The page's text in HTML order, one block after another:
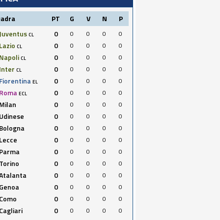
PT G V N P
Juventus CL 0 0 0 0
0
Lazio CL 0 0 0 0
0
Napoli CL 0 0 0 0
0
Inter CL 0 0 0 0
0
Fiorentina EL 0 0 0 0
0
Roma ECL 0 0 0 0
0
Milan 0 0 0 0
0
Udinese 0 0 0 0
0
Bologna 0 0 0 0
0
Lecce 0 0 0 0
0
Parma 0 0 0 0
0
Torino 0 0 0 0
0
0 0 0 0
0
Genoa 0 0 0 0
0
Como 0 0 0 0
0
Cagliari 0 0 0 0
0